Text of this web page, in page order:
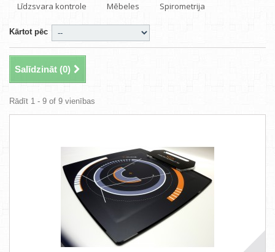
Līdzsvara kontrole Mēbeles Spirometrija
Kārtot pēc
Salīdzināt (0)
Rādīt 1 - 9 of 9 vienības